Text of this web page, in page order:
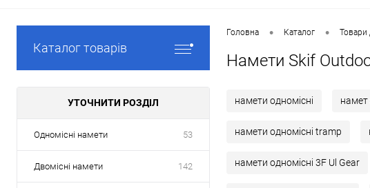
Каталог товарів
УТОЧНИТИ РОЗДІЛ
Одномісні намети 53
Двомісні намети 142
Головна • Каталог • Товари
Намети Skif
намети одномісні намет
намети одномісні tramp
намети одномісні 3F Ul Gear